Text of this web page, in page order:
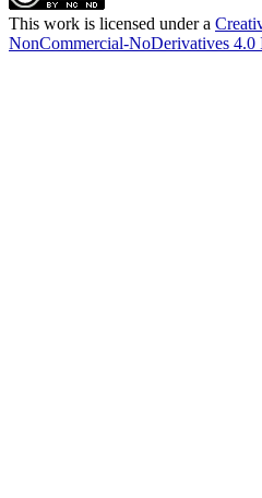
This work is licensed under a
NonCommercial-NoDerivatives 4.0